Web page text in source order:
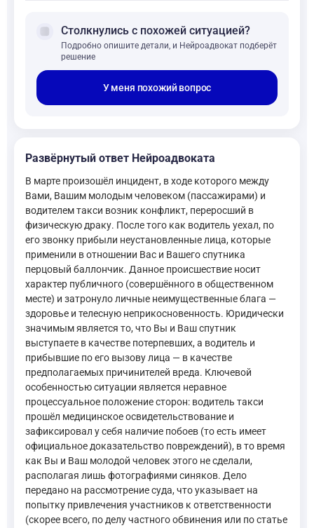
forum Столкнулись с похожей ситуацией?
Подробно опишите детали, и Нейроадвокат подберёт
решение
У меня похожий вопрос
Развёрнутый ответ Нейроадвоката
В марте произошёл инцидент, в ходе которого между
Вами, Вашим молодым человеком (пассажирами) и
водителем такси возник конфликт, переросший в
физическую драку. После того как водитель уехал, по
его звонку прибыли неустановленные лица, которые
применили в отношении Вас и Вашего спутника
перцовый баллончик. Данное происшествие носит
характер публичного (совершённого в общественном
месте) и затронуло личные неимущественные блага —
здоровье и телесную неприкосновенность. Юридически
значимым является то, что Вы и Ваш спутник
выступаете в качестве потерпевших, а водитель и
прибывшие по его вызову лица — в качестве
предполагаемых причинителей вреда. Ключевой
особенностью ситуации является неравное
процессуальное положение сторон: водитель такси
прошёл медицинское освидетельствование и
зафиксировал у себя наличие побоев (то есть имеет
официальное доказательство повреждений), в то время
как Вы и Ваш молодой человек этого не сделали,
располагая лишь фотографиями синяков. Дело
передано на рассмотрение суда, что указывает на
попытку привлечения участников к ответственности
(скорее всего, по делу частного обвинения или по статье